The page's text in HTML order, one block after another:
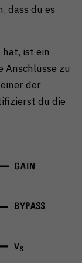
dass du es
ist ein
Anschlüsse zu
der
du die